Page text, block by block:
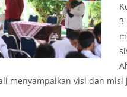
3
menyampaikan visi dan